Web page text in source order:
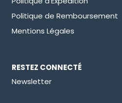
Politique de Remboursement
Mentions Légales
RESTEZ CONNECTÉ
Newsletter